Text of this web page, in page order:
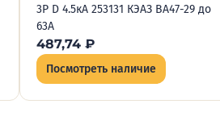
3P D 4.5кА 253131 КЭАЗ ВА47-29 до
63А
487,74 ₽
Посмотреть наличие